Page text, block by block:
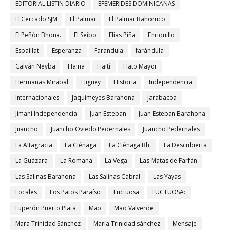
EDITORIAL LISTIN DIARIO
EFEMERIDES DOMINICANAS
El Cercado SJM
El Palmar
El Palmar Bahoruco
El Peñón Bhona.
El Seibo Elías Piña
Enriquillo
Espaillat
Esperanza Farandula
farándula
Galván Neyba
Haina Haití
Hato Mayor
Hermanas Mirabal
Higuey Historia
Independencia
Internacionales
Jaquimeyes Barahona
Jarabacoa
Jimaní Independencia
Juan Esteban
Juan Esteban Barahona
Juancho
Juancho Oviedo Pedernales
Juancho Pedernales
La Altagracia
La Ciénaga La Ciénaga Bh.
La Descubierta
La Guázara
La Romana La Vega
Las Matas de Farfán
Las Salinas Barahona
Las Salinas Cabral
Las Yayas
Locales
Los Patos Paraíso Luctuosa
LUCTUOSA:
Luperón Puerto Plata
Mao
Mao Valverde
Mara Trinidad Sánchez
María Trinidad sánchez
Mensaje